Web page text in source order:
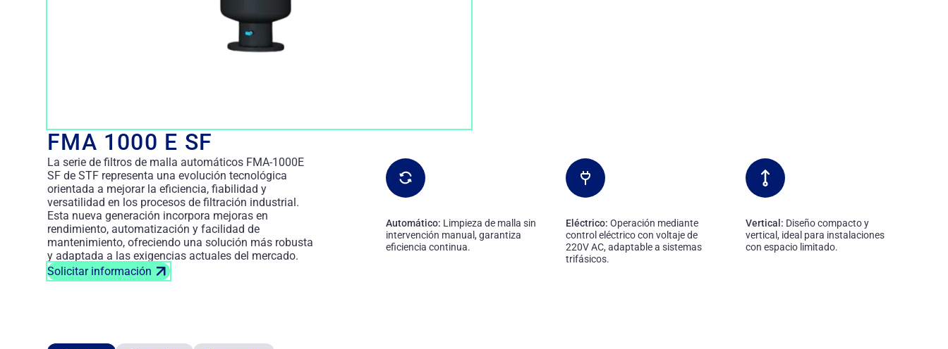
FMA 1000 E SF
La serie de filtros de malla automáticos FMA-1000E
SF de STF representa una evolución tecnológica
orientada a mejorar la eficiencia, fiabilidad y
versatilidad en los procesos de filtración industrial.
Esta nueva generación incorpora mejoras en
rendimiento, automatización y facilidad de
mantenimiento, ofreciendo una solución más robusta
y adaptada a las exigencias actuales del mercado.
Solicitar información
Automático: Limpieza de malla sin
intervención manual, garantiza
eficiencia continua.
Eléctrico: Operación mediante
control eléctrico con voltaje de
220V AC, adaptable a sistemas
trifásicos.
Vertical: Diseño compacto y
vertical, ideal para instalaciones
con espacio limitado.